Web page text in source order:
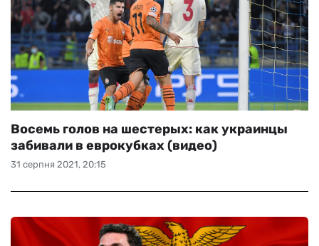
31 серпня 2021, 20:15
Восемь голов на шестерых: как украинцы
забивали в еврокубках (видео)